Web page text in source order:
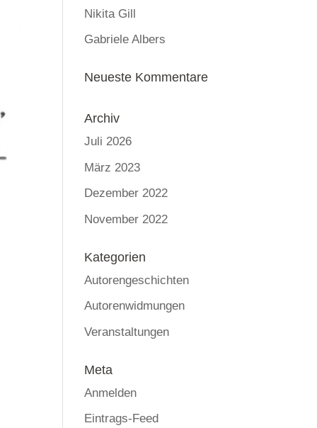
Nikita Gill
Gabriele Albers
Neueste Kommentare
Archiv
Juli 2026
März 2023
Dezember 2022
November 2022
Kategorien
Autorengeschichten
Autorenwidmungen
Veranstaltungen
Meta
Anmelden
Eintrags-Feed